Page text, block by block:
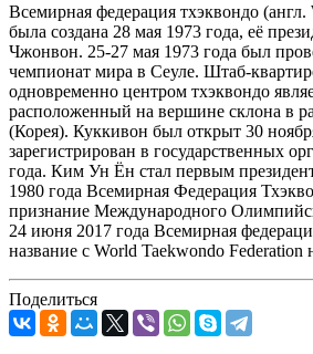
Всемирная федерация тхэквондо
была создана 28 мая 1973 года, её
Чжонвон. 25-27 мая 1973 года был
чемпионат мира в Сеуле. Штаб-
одновременно центром тхэквондо
расположенный на вершине склона в
(Корея). Куккивон был открыт 30
зарегистрирован в государственных
года. Ким Ун Ён стал первым
1980 года Всемирная Федерация
признание Международного
24 июня 2017 года Всемирная
название с World Taekwondo Federation
Поделиться